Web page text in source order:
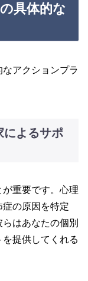
具体的な
アクションプラ
によるサポ
重要です。心理
の原因を特定
はあなたの個別
提供してくれる